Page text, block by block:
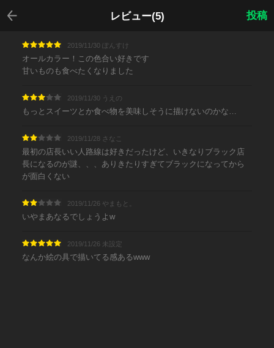
レビュー(5)
戻る
投稿
2019/11/30 ぽんすけ
オールカラー！この色合い好きです
甘いものも食べたくなりました
2019/11/30 うえの
もっとスイーツとか食べ物を美味しそうに描けないのかな…
2019/11/28 さなこ
最初の店長いい人路線は好きだったけど、いきなりブラック店
長になるのが謎、、、ありきたりすぎてブラックになってから
が面白くない
2019/11/26 やまもと。
いやまあなるでしょうよw
2019/11/26 未設定
なんか絵の具で描いてる感あるwww